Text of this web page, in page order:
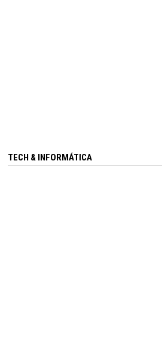
TECH & INFORMÁTICA